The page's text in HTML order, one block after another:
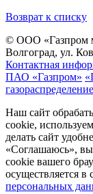
Возврат к списку
© ООО «Газпром
Волгоград, ул.
Контактная
ПАО «Газпром»
Наш сайт
cookie,
делать сайт
«Соглашаюсь», вы
cookie вашего
осуществляется в
персональных